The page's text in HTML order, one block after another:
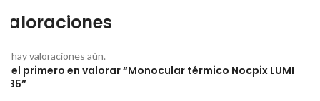
hay valoraciones aún.
el primero en valorar “Monocular térmico Nocpix LUMI